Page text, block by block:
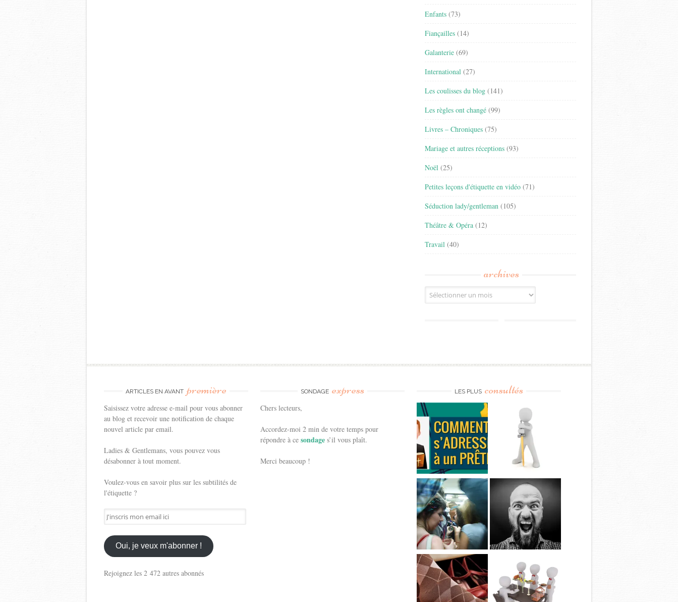
Enfants (73)
Fiançailles (14)
Galanterie (69)
International (27)
Les coulisses du blog (141)
Les règles ont changé (99)
Livres – Chroniques (75)
Mariage et autres réceptions (93)
Noël (25)
Petites leçons d'étiquette en vidéo (71)
Séduction lady/gentleman (105)
Théâtre & Opéra (12)
Travail (40)
archives
Archives
ARTICLES EN AVANT première
Saisissez votre adresse e-mail pour vous abonner
au blog et recevoir une notification de chaque
nouvel article par email.
Ladies & Gentlemans, vous pouvez vous
désabonner à tout moment.
Voulez-vous en savoir plus sur les subtilités de
l'étiquette ?
J'inscris
mon
email
ici
Oui, je veux m'abonner !
Rejoignez les 2 472 autres abonnés
SONDAGE express
Chers lecteurs,
Accordez-moi 2 min de votre temps pour
répondre à cesondages’il vous plaît.
Merci beaucoup !
LES PLUS consultés